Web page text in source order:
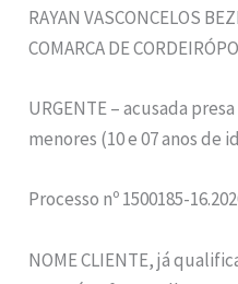
RAYAN VASCONCELOS
COMARCA DE
URGENTE – acusada
menores (10 e 07 anos de
Processo nº 1500185-
NOME CLIENTE, já